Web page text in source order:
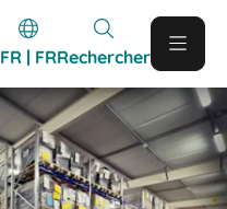
FR | FRRechercher